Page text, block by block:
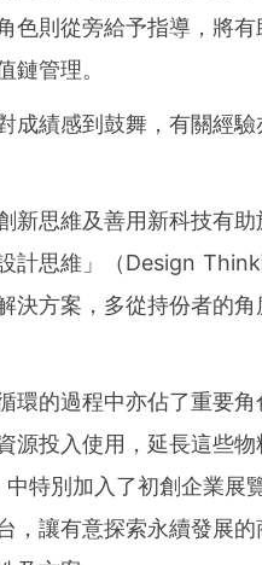
色則從旁給予指導，將
鏈管理。
成績感到鼓舞，有關經
新思維及善用新科技有
計思維」（Design
決方案，多從持份者的
環的過程中亦佔了重要
源投入使用，延長這些
特別加入了初創企業展
，讓有意探索永續發展